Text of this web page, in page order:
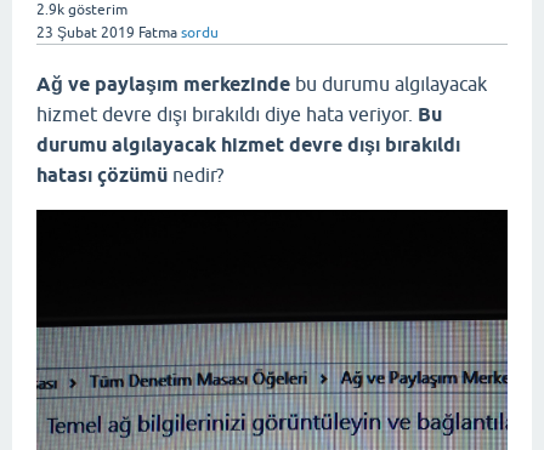
2.9k gösterim
23 Şubat 2019 Fatma sordu
Ağ ve paylaşım merkezinde bu durumu algılayacak
hizmet devre dışı bırakıldı diye hata veriyor. Bu
durumu algılayacak hizmet devre dışı bırakıldı
hatası çözümü nedir?